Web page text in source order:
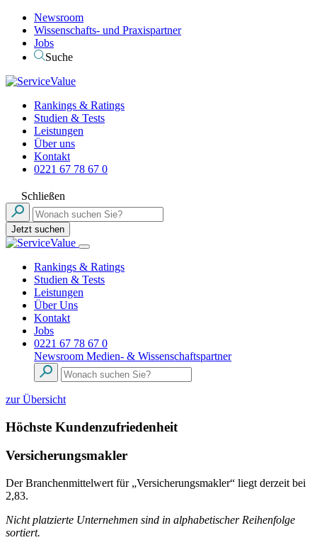
Newsroom
Wissenschafts- und Praxispartner
Jobs
Suche
Rankings & Ratings
Studien & Tests
Leistungen
Über uns
Kontakt
0221 67 78 67 0
Schließen
Jetzt suchen
Rankings & Ratings
Studien & Tests
Leistungen
Über Uns
Kontakt
Jobs
0221 67 78 67 0
Newsroom Medien- & Wissenschaftspartner
zur Übersicht
Höchste Kundenzufriedenheit
Versicherungsmakler
Der Branchenmittelwert für „Versicherungsmakler“ liegt derzeit bei
2,83.
Nicht platzierte Unternehmen sind in alphabetischer Reihenfolge
sortiert.